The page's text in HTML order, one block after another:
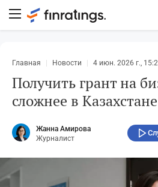
Главная Новости 4 июн. 2026 г.,
Получить грант на
сложнее в
Жанна Амирова
Журналист